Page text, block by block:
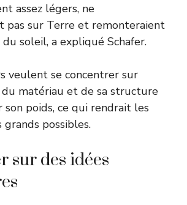
assez légers, ne
pas sur Terre et remonteraient
soleil, a expliqué Schafer.
veulent se concentrer sur
du matériau et de sa structure
poids, ce qui rendrait les
possibles.
sur des idées